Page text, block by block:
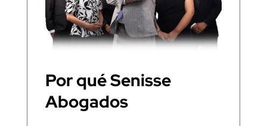
Por qué Senisse
Abogados